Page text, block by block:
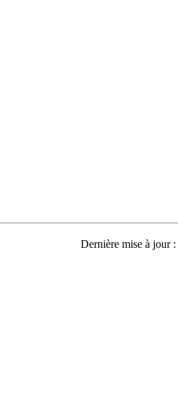
Dernière mise à jour